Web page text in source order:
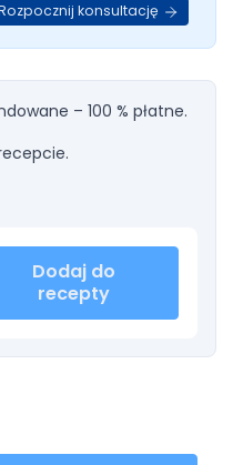
konsultację
– 100 % płatne.
Dodaj do
recepty